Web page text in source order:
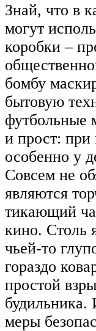
Знай, что в
могут
коробки –
бомбу
бытовую
футбольные
и прост: при
особенно у
Совсем не
являются
тикающий
кино. Столь
чьей-то
гораздо
простой
будильника.
меры